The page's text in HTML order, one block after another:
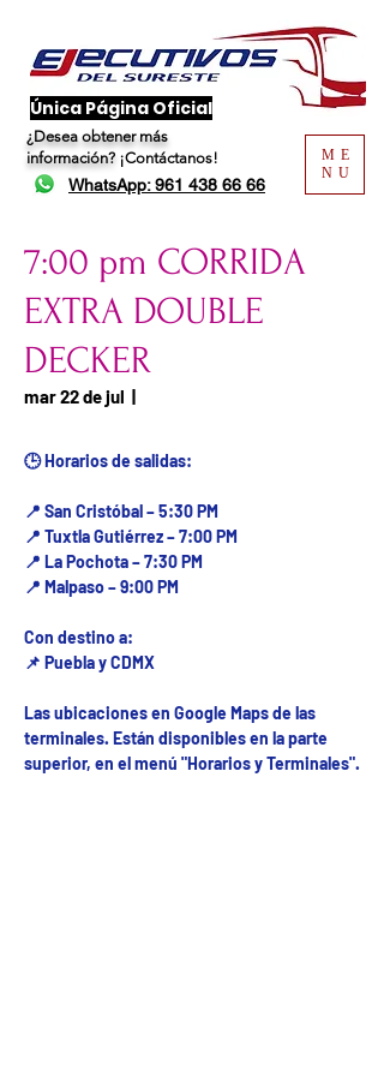
​Única Página Oficial
¿Desea obtener más
información? ¡Contáctanos!
WhatsApp: 961 438 66 66
ME
NU
7:00 pm CORRIDA
EXTRA DOUBLE
DECKER
mar 22 de jul
  |
🕒 Horarios de salidas:
📍 San Cristóbal – 5:30 PM
📍 Tuxtla Gutiérrez – 7:00 PM
📍 La Pochota – 7:30 PM
📍 Malpaso – 9:00 PM
Con destino a:
📌 Puebla y CDMX
Las ubicaciones en Google Maps de las
terminales. Están disponibles en la parte
superior, en el menú "Horarios y Terminales".